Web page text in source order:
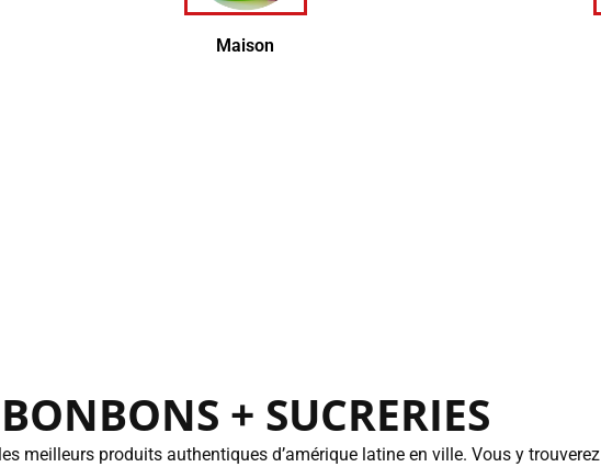
Maison
BONBONS + SUCRERIES
meilleurs produits authentiques d’amérique latine en ville. Vous y trouverez